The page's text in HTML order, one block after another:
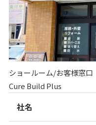
ショールーム/お客様窓口
Cure Build Plus
社名